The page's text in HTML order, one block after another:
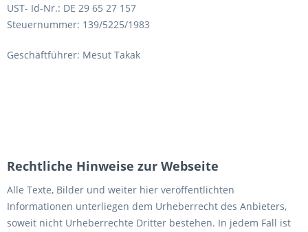
UST- Id-Nr.: DE 29 65 27 157
Steuernummer: 139/5225/1983
Geschäftführer: Mesut Takak
Rechtliche Hinweise zur Webseite
Alle Texte, Bilder und weiter hier veröffentlichten
Informationen unterliegen dem Urheberrecht des Anbieters,
soweit nicht Urheberrechte Dritter bestehen. In jedem Fall ist